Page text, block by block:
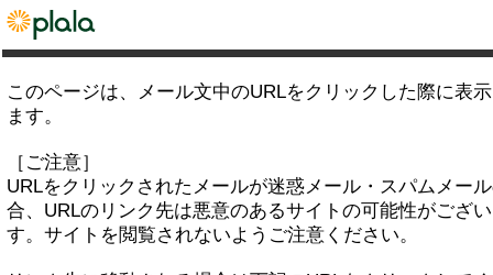
このページは、メール文中のURLをクリックした際に表
ます。
［ご注意］
URLをクリックされたメールが迷惑メール・スパムメー
合、URLのリンク先は悪意のあるサイトの可能性がござ
す。サイトを閲覧されないようご注意ください。